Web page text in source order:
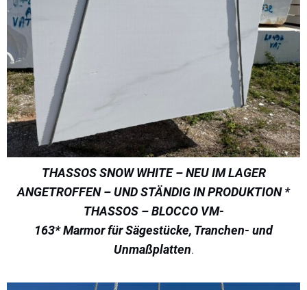
THASSOS SNOW WHITE – NEU IM LAGER
ANGETROFFEN – UND STÄNDIG IN PRODUKTION *
THASSOS – BLOCCO VM-
163* Marmor für Sägestücke, Tranchen- und
Unmaßplatten.